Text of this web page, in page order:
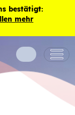
bestätigt:
mehr